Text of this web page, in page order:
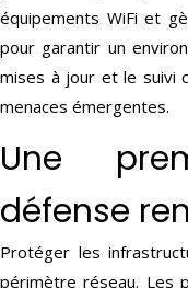
équipements WiFi et
pour garantir un
mises à jour et le suivi
menaces émergentes.
Une
défense
Protéger les
périmètre réseau. Les